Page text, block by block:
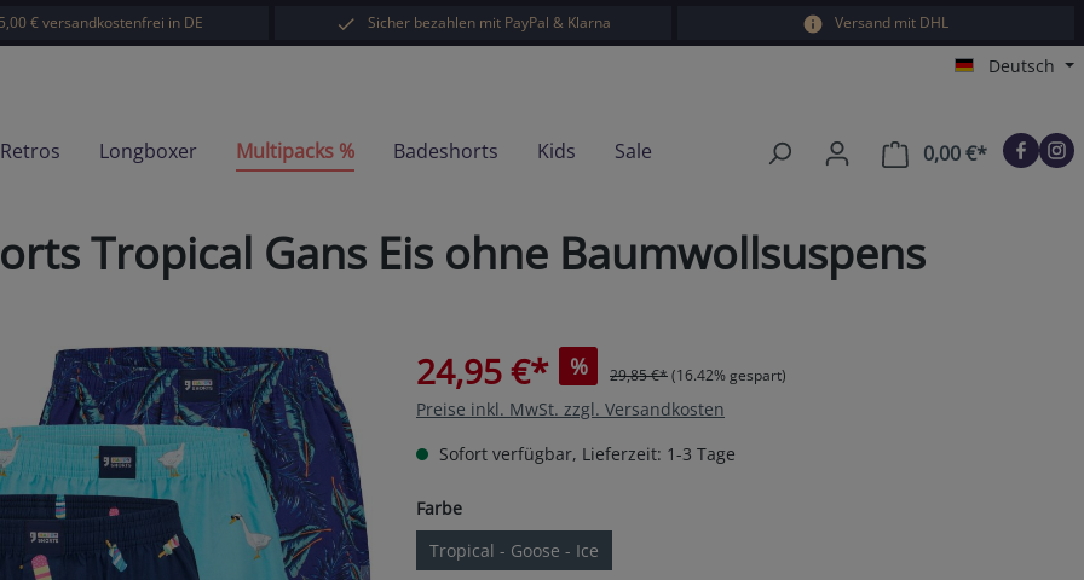
€ versandkostenfrei in DE Sicher bezahlen mit PayPal & Klarna Versand mit DHL
Deutsch
Longboxer Multipacks % Badeshorts Kids Sale 0,00 €*Warenkorb
Tropical Gans Eis ohne Baumwollsuspens
24,95 €* % 29,85 €*(16.42% gespart)
Preise inkl. MwSt. zzgl. Versandkosten
Sofort verfügbar, Lieferzeit: 1-3 Tage
Farbeauswählen
Tropical - Goose - Ice